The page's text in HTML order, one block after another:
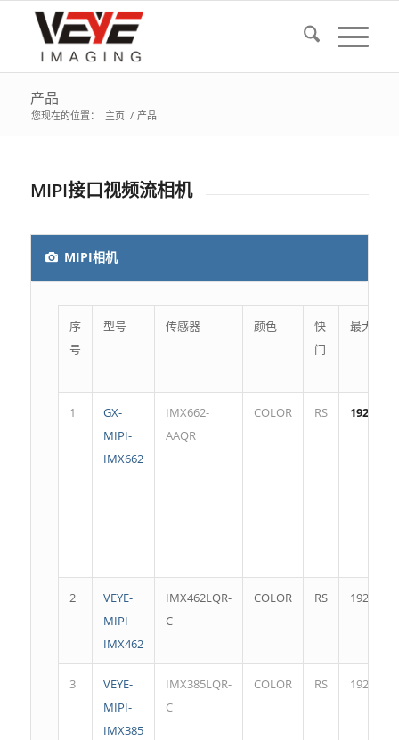
产品
您现在的位置： 主页 / 产品
MIPI接口视频流相机
MIPI相机
序
号
型号 传感器 颜色
快
门
最大分
1
GX-
MIPI-
IMX662
IMX662-
AAQR
COLOR RS
2
VEYE-
MIPI-
IMX462
IMX462LQR-
C
COLOR RS
3
VEYE-
MIPI-
IMX385
IMX385LQR-
C
COLOR RS